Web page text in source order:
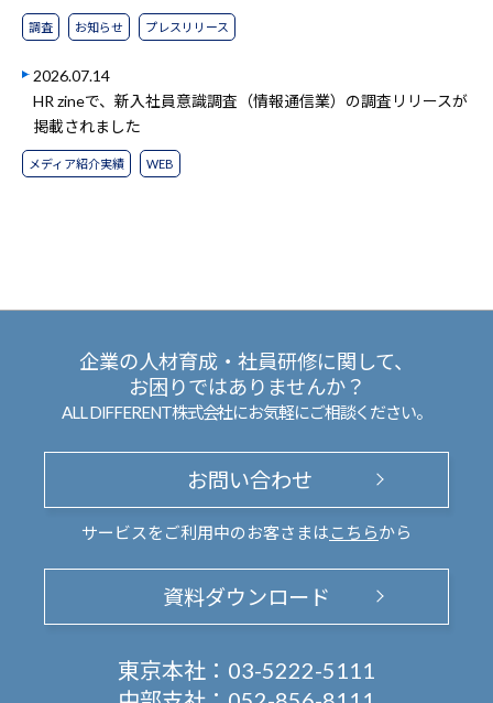
調査 お知らせ プレスリリース
2026.07.14
HR zineで、新入社員意識調査（情報通信業）の調査リリースが
掲載されました
メディア紹介実績 WEB
企業の人材育成・社員研修に関して、
お困りではありませんか？
ALL DIFFERENT株式会社にお気軽にご相談ください。
お問い合わせ
サービスをご利用中のお客さまは こちらから
資料ダウンロード
東京本社： 03-5222-5111